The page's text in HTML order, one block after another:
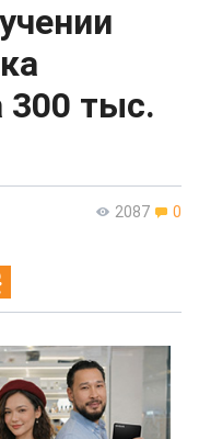
300 тыс.
2087 0